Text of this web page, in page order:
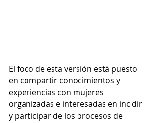
El foco de esta versión está puesto
en compartir conocimientos y
experiencias con mujeres
organizadas e interesadas en incidir
y participar de los procesos de